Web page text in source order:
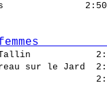
Rousses
femmes
EE-Tallin
sur le Jard
Rousses